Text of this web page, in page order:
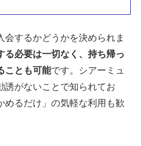
会するかどうかを決められま
る必要は一切なく、持ち帰っ
ことも可能です。シアーミュ
誘がないことで知られてお
めるだけ」の気軽な利用も歓